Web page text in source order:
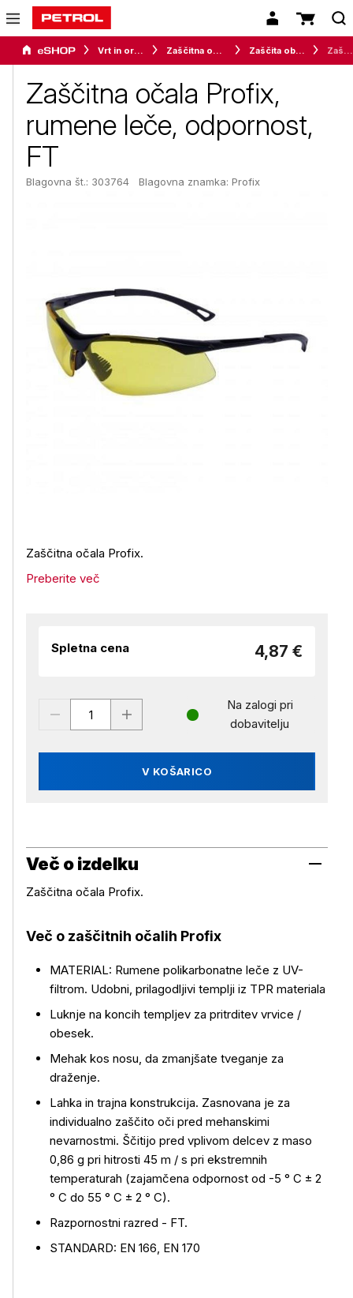
Vrt in orodje Zaščitna oprema Zaščita obraza
Zaščitna očala Profix,
rumene leče, odpornost,
FT
Blagovna št.: 303764 Blagovna znamka: Profix
Zaščitna očala Profix.
Preberite več
Spletna cena 4,87 €
V KOŠARICO
Na zalogi pri
dobavitelju
Več o izdelku
Več o izdelku
Zaščitna očala Profix.
Več o zaščitnih očalih Profix
MATERIAL: Rumene polikarbonatne leče z UV-
filtrom. Udobni, prilagodljivi templji iz TPR materiala
Luknje na koncih templjev za pritrditev vrvice /
obesek.
Mehak kos nosu, da zmanjšate tveganje za
draženje.
Lahka in trajna konstrukcija. Zasnovana je za
individualno zaščito oči pred mehanskimi
nevarnostmi. Ščitijo pred vplivom delcev z maso
0,86 g pri hitrosti 45 m / s pri ekstremnih
temperaturah (zajamčena odpornost od -5 ° C ± 2
° C do 55 ° C ± 2 ° C).
Razpornostni razred - FT.
STANDARD: EN 166, EN 170